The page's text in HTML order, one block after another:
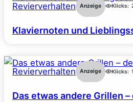
Revierverhalten Anzeige Klicks:
Klaviernoten und
Revierverhalten Anzeige Klicks:
Das etwas andere Grillen